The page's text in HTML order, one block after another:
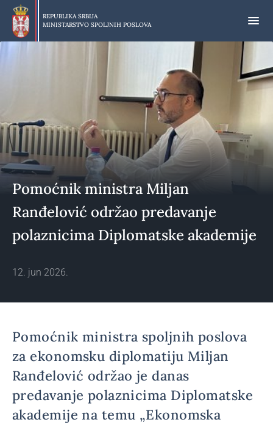
Preskoči
glavni
deo
sadržaja
REPUBLIKA SRBIJA
MINISTARSTVO SPOLJNIH POSLOVA
Pomoćnik ministra Miljan
Ranđelović održao predavanje
polaznicima Diplomatske akademije
12. jun 2026.
Pomoćnik ministra spoljnih poslova
za ekonomsku diplomatiju Miljan
Ranđelović održao je danas
predavanje polaznicima Diplomatske
akademije na temu „Ekonomska